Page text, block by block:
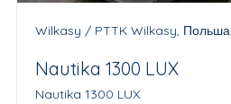
Wilkasy / PTTK Wilkasy, Польша
Nautika 1300 LUX
Nautika 1300 LUX